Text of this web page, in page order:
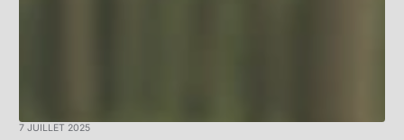
7 JUILLET 2025